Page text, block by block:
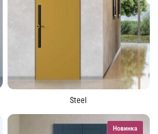
Steel
Новинка